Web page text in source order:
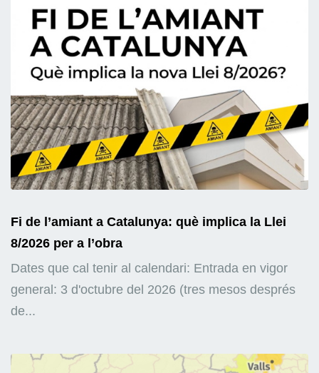
Fi de l’amiant a Catalunya: què implica la Llei
8/2026 per a l’obra
Dates que cal tenir al calendari: Entrada en vigor
general: 3 d'octubre del 2026 (tres mesos després
de...